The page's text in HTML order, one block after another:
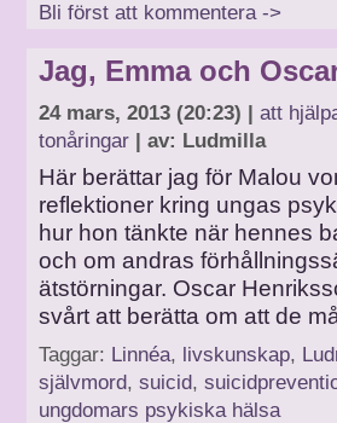
Bli först att kommentera ->
Jag, Emma och
24 mars, 2013 (20:23) | att
tonåringar | av: Ludmilla
Här berättar jag för Malou
reflektioner kring ungas
hur hon tänkte när hennes
och om andras
ätstörningar. Oscar
svårt att berätta om att de
Taggar: Linnéa, livskunskap,
självmord, suicid,
ungdomars psykiska hälsa